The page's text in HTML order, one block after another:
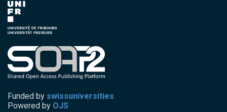
Funded by swissuniversities
Powered by OJS